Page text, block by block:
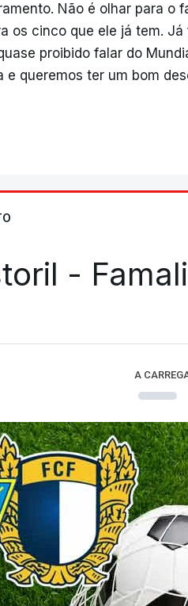
Não é olhar para o
os cinco que ele já tem.
proibido falar do
e queremos ter um bom
-
A